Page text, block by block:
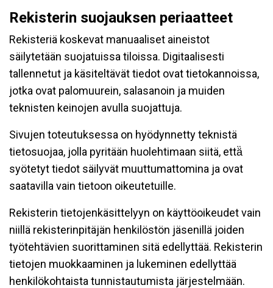
Rekisterin suojauksen periaatteet
Rekisteriä koskevat manuaaliset aineistot
säilytetään suojatuissa tiloissa. Digitaalisesti
tallennetut ja käsiteltävät tiedot ovat tietokannoissa,
jotka ovat palomuurein, salasanoin ja muiden
teknisten keinojen avulla suojattuja.
Sivujen toteutuksessa on hyödynnetty teknistä
tietosuojaa, jolla pyritään huolehtimaan siitä, että̈
syötetyt tiedot säilyvät muuttumattomina ja ovat
saatavilla vain tietoon oikeutetuille.
Rekisterin tietojenkäsittelyyn on käyttöoikeudet vain
niillä rekisterinpitäjän henkilöstön jäsenillä joiden
työtehtävien suorittaminen sitä edellyttää. Rekisterin
tietojen muokkaaminen ja lukeminen edellyttää
henkilökohtaista tunnistautumista järjestelmään.